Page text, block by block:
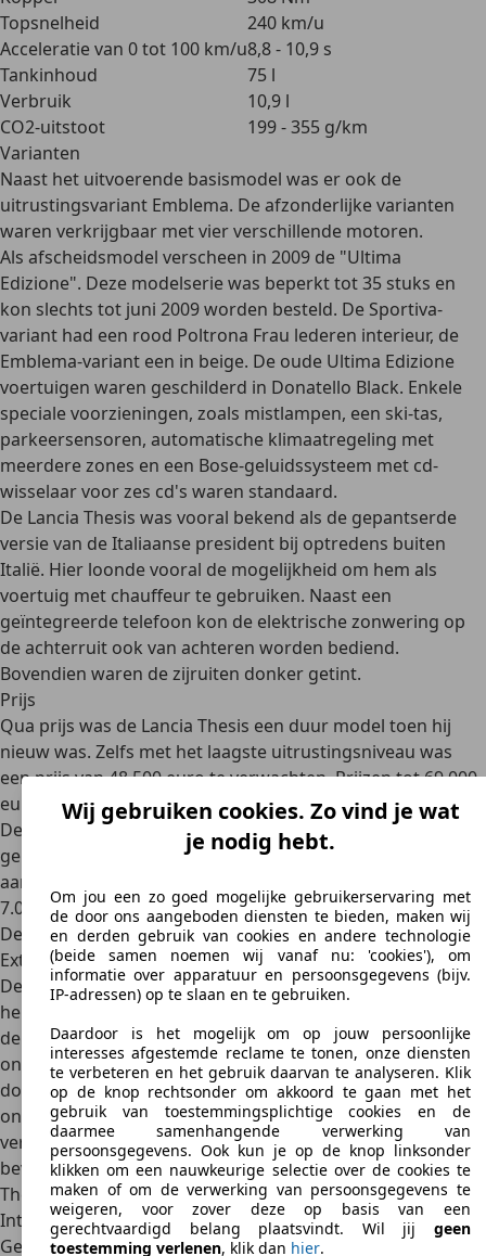
Topsnelheid
240 km/u
Acceleratie van 0 tot 100 km/u8,8 - 10,9 s
Tankinhoud
75 l
Verbruik
10,9 l
CO2-uitstoot
199 - 355 g/km
Varianten
Naast het uitvoerende basismodel was er ook de
uitrustingsvariant Emblema. De afzonderlijke varianten
waren verkrijgbaar met vier verschillende motoren.
Als afscheidsmodel verscheen in 2009 de "Ultima
Edizione". Deze modelserie was beperkt tot 35 stuks en
kon slechts tot juni 2009 worden besteld. De Sportiva-
variant had een rood Poltrona Frau lederen interieur, de
Emblema-variant een in beige. De oude Ultima Edizione
voertuigen waren geschilderd in Donatello Black. Enkele
speciale voorzieningen, zoals mistlampen, een ski-tas,
parkeersensoren, automatische klimaatregeling met
meerdere zones en een Bose-geluidssysteem met cd-
wisselaar voor zes cd's waren standaard.
De Lancia Thesis was vooral bekend als de gepantserde
versie van de Italiaanse president bij optredens buiten
Italië. Hier loonde vooral de mogelijkheid om hem als
voertuig met chauffeur te gebruiken. Naast een
geïntegreerde telefoon kon de elektrische zonwering op
de achterruit ook van achteren worden bediend.
Bovendien waren de zijruiten donker getint.
Prijs
Qua prijs was de Lancia Thesis een duur model toen hij
nieuw was. Zelfs met het laagste uitrustingsniveau was
een prijs van 48.500 euro te verwachten. Prijzen tot 69.000
euro waren mogelijk.
De
povere doorverkoopwaarde wordt weerspiegeld in het
geringe aantal beschikbare occasions. De weinige
aanbiedingen liggen in de prijsklasse tussen 2.000 euro en
7.000 euro.
Design
Exterieur
De klassieke sedans uit het Thesis-gamma waren
herkenbaar aan het
trapeziumvormige radiatorrooster en
de extravagante achterlichten, die in een smalle gleuf
onder helder glas verborgen waren. Het standaard
donkere lakwerk en de vele chroomelementen
onderstrepen de exclusiviteit van het voertuig. Het
verfijnde design met getinte achter- en achterruiten
bevestigen de luxueuze en krachtige indruk van de Lancia
Thesis.
Interieur
Gewoonlijk werd de standaarduitrusting uitgevoerd met
Wij gebruiken cookies. Zo vind je wat
je nodig hebt.
Om jou een zo goed mogelijke gebruikerservaring met
de door ons aangeboden diensten te bieden, maken wij
en derden gebruik van cookies en andere technologie
(beide samen noemen wij vanaf nu: 'cookies'), om
informatie over apparatuur en persoonsgegevens (bijv.
IP-adressen) op te slaan en te gebruiken.
Daardoor is het mogelijk om op jouw persoonlijke
interesses afgestemde reclame te tonen, onze diensten
te verbeteren en het gebruik daarvan te analyseren. Klik
op de knop rechtsonder om akkoord te gaan met het
gebruik van toestemmingsplichtige cookies en de
daarmee samenhangende verwerking van
persoonsgegevens. Ook kun je op de knop linksonder
klikken om een nauwkeurige selectie over de cookies te
maken of om de verwerking van persoonsgegevens te
weigeren, voor zover deze op basis van een
gerechtvaardigd belang plaatsvindt. Wil jij geen
toestemming verlenen, klik dan hier.